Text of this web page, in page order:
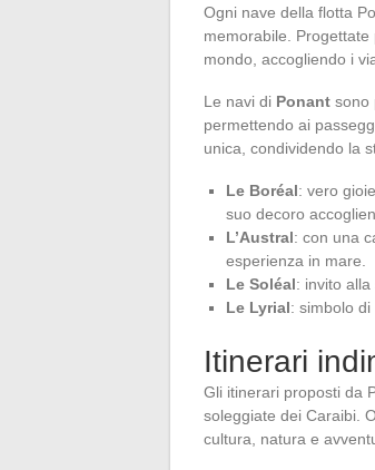
Ogni nave della flotta
memorabile.
mondo, accogliendo i
Le navi di Ponant sono
permettendo ai
unica, condividendo la
Le Boréal: vero
suo decoro
L’Austral: con una
esperienza in mare.
Le Soléal: invito
Le Lyrial: simbolo
Itinerari
Gli itinerari proposti da
soleggiate dei Caraibi.
cultura, natura e